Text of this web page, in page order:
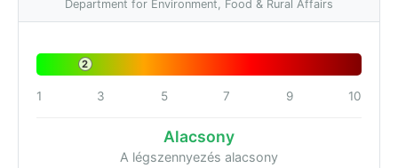
Department for Environment, Food & Rural Affairs
2
1 3 5 7 9 10
Alacsony
A légszennyezés alacsony